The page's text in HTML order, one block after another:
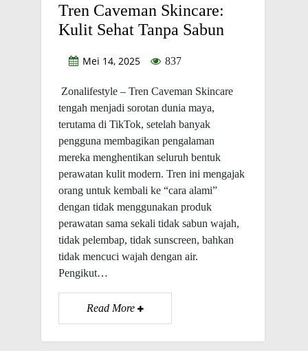
Tren Caveman Skincare:
Kulit Sehat Tanpa Sabun
Mei 14, 2025 837
Zonalifestyle – Tren Caveman Skincare
tengah menjadi sorotan dunia maya,
terutama di TikTok, setelah banyak
pengguna membagikan pengalaman
mereka menghentikan seluruh bentuk
perawatan kulit modern. Tren ini mengajak
orang untuk kembali ke “cara alami”
dengan tidak menggunakan produk
perawatan sama sekali tidak sabun wajah,
tidak pelembap, tidak sunscreen, bahkan
tidak mencuci wajah dengan air.
Pengikut…
Read More